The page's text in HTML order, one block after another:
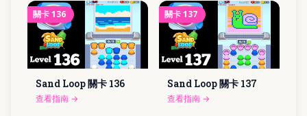
關卡136
Sand Loop 關卡 136
查看指南 →
關卡137
Sand Loop 關卡 137
查看指南 →